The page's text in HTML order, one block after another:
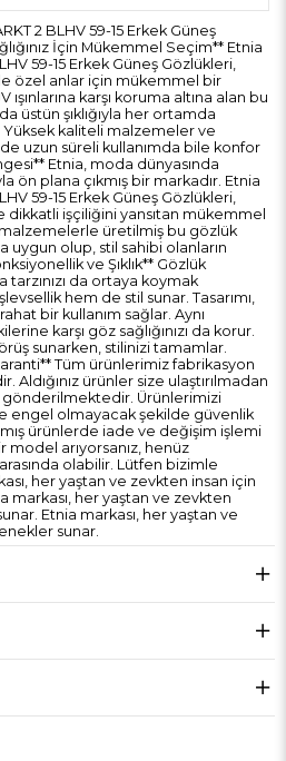
2 BLHV 59-15 Erkek Güneş
İçin Mükemmel Seçim** Etnia
59-15 Erkek Güneş Gözlükleri,
özel anlar için mükemmel bir
karşı koruma altına alan bu
üstün şıklığıyla her ortamda
Yüksek kaliteli malzemeler ve
uzun süreli kullanımda bile konfor
Etnia, moda dünyasında
ön plana çıkmış bir markadır. Etnia
59-15 Erkek Güneş Gözlükleri,
dikkatli işçiliğini yansıtan mükemmel
üretilmiş bu gözlük
uygun olup, stil sahibi olanların
ve Şıklık** Gözlük
tarzınızı da ortaya koymak
hem de stil sunar. Tasarımı,
bir kullanım sağlar. Aynı
karşı göz sağlığınızı da korur.
sunarken, stilinizi tamamlar.
Tüm ürünlerimiz fabrikasyon
Aldığınız ürünler size ulaştırılmadan
Ürünlerimizi
engel olmayacak şekilde güvenlik
ürünlerde iade ve değişim işlemi
model arıyorsanız, henüz
olabilir. Lütfen bizimle
her yaştan ve zevkten insan için
markası, her yaştan ve zevkten
Etnia markası, her yaştan ve
sunar.